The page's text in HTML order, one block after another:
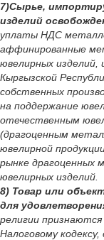
7)Сырье,
изделий
уплаты НДС
аффинированные
ювелирных
Кыргызской
собственных
на поддержание
отечественным
(драгоценным
ювелирной
рынке драгоценных
ювелирных изделий.
8) Товар или
для
религии
Налоговому